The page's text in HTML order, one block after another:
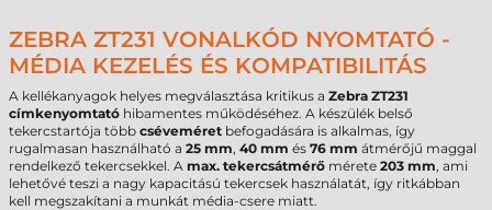
ZEBRA ZT231 VONALKÓD NYOMTATÓ -
MÉDIA KEZELÉS ÉS KOMPATIBILITÁS
A kellékanyagok helyes megválasztása kritikus a Zebra ZT231
címkenyomtató hibamentes működéséhez. A készülék belső
tekercstartója több cséveméret befogadására is alkalmas, így
rugalmasan használható a 25 mm, 40 mm és 76 mm átmérőjű maggal
rendelkező tekercsekkel. A max. tekercsátmérő mérete 203 mm, ami
lehetővé teszi a nagy kapacitású tekercsek használatát, így ritkábban
kell megszakítani a munkát média-csere miatt.